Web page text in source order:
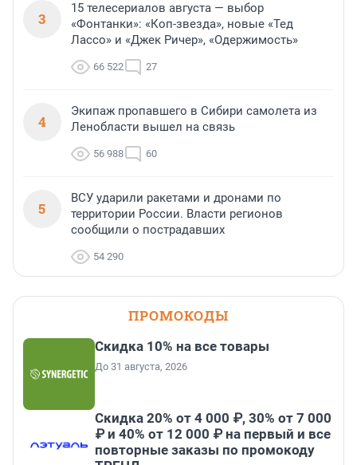
3
15 телесериалов августа — выбор
«Фонтанки»: «Коп-звезда», новые «Тед
Лассо» и «Джек Ричер», «Одержимость»
66 522 27
4
Экипаж пропавшего в Сибири самолета из
Ленобласти вышел на связь
56 988 60
5
ВСУ ударили ракетами и дронами по
территории России. Власти регионов
сообщили о пострадавших
54 290
ПРОМОКОДЫ
Скидка 10% на все товары
До 31 августа, 2026
Скидка 20% от 4 000 ₽, 30% от 7 000
₽ и 40% от 12 000 ₽ на первый и все
повторные заказы по промокоду